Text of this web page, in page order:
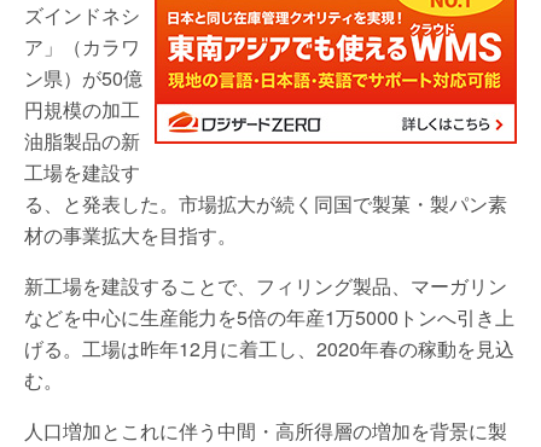
ズインドネシ
ア」（カラワ
ン県）が50億
円規模の加工
油脂製品の新
工場を建設す
る、と発表した。市場拡大が続く同国で製菓・製パン素
材の事業拡大を目指す。
新工場を建設することで、フィリング製品、マーガリン
などを中心に生産能力を5倍の年産1万5000トンへ引き上
げる。工場は昨年12月に着工し、2020年春の稼動を見込
む。
人口増加とこれに伴う中間・高所得層の増加を背景に製